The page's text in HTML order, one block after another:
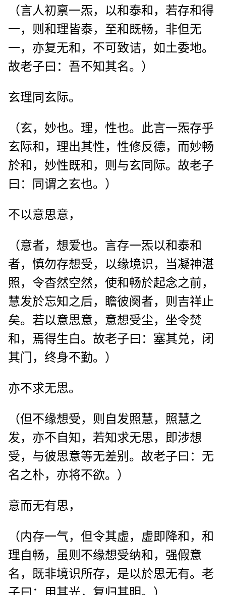
（言人初禀一炁，以和泰和，若存和得
一，则和理皆泰，至和既畅，非但无
一，亦复无和，不可致诘，如土委地。
故老子曰：吾不知其名。）
玄理同玄际。
（玄，妙也。理，性也。此言一炁存乎
玄际和，理出其性，性修反德，而妙畅
於和，妙性既和，则与玄同际。故老子
曰：同谓之玄也。）
不以意思意，
（意者，想爱也。言存一炁以和泰和
者，慎勿存想受，以缘境识，当凝神湛
照，令杳然空然，使和畅於起念之前，
慧发於忘知之后，瞻彼阕者，则吉祥止
矣。若以意思意，意想受尘，坐令焚
和，焉得生白。故老子曰：塞其兑，闭
其门，终身不勤。）
亦不求无思。
（但不缘想受，则自发照慧，照慧之
发，亦不自知，若知求无思，即涉想
受，与彼思意等无差别。故老子曰：无
名之朴，亦将不欲。）
意而无有思，
（内存一气，但令其虚，虚即降和，和
理自畅，虽则不缘想受纳和，强假意
名，既非境识所存，是以於思无有。老